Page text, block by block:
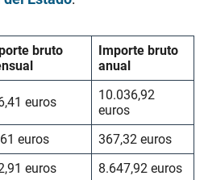
bruto
Importe bruto
anual
euros
10.036,92
euros
euros
367,32 euros
euros
8.647,92 euros